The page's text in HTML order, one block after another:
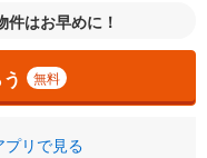
はお早めに！
無料
プリで見る